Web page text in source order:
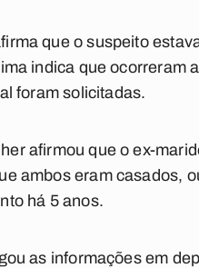
que o suspeito
indica que ocorreram
foram solicitadas.
afirmou que o ex-
ambos eram casados,
há 5 anos.
as informações em